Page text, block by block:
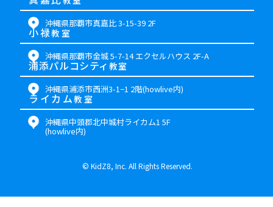
小禄教室
沖縄県那覇市金城 5-7-14 エクセルハウス 2F-A
沖縄県那覇市真嘉比 3-15-39 2F
ライカム教室
沖縄県中頭郡北中城村ライカム1 5F
(howlive内)
浦添パルコシティ教室
沖縄県浦添市西洲3-1−1 2階(howlive内)
© KidZ8, Inc. All Rights Reserved.